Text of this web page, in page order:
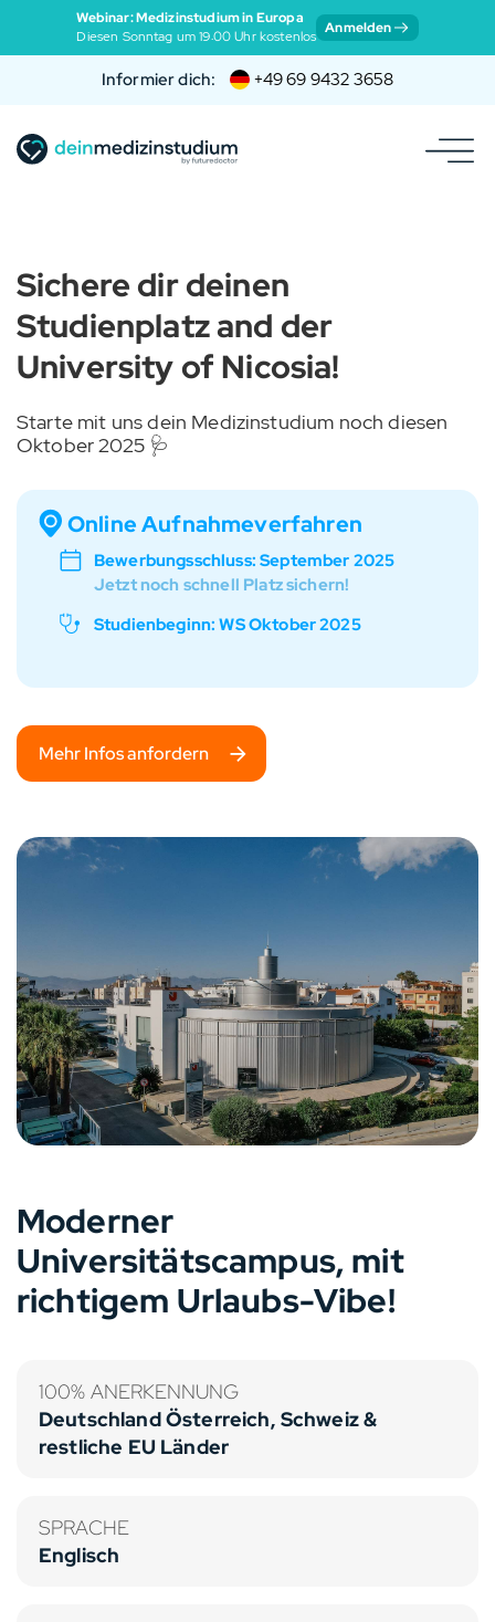
Webinar: Medizinstudium in Europa
Diesen Sonntag um 19:00 Uhr kostenlos Anmelden
Informier dich: +49 69 9432 3658
Sichere dir deinen
Studienplatz and der
University of Nicosia!
Starte mit uns dein Medizinstudium noch diesen
Oktober 2025 🩺
Online Aufnahmeverfahren
Bewerbungsschluss: September 2025
Jetzt noch schnell Platz sichern!
Studienbeginn: WS Oktober 2025
Mehr Infos anfordern
Moderner
Universitätscampus, mit
richtigem Urlaubs-Vibe!
SPRACHE
Englisch
100% ANERKENNUNG
Deutschland Österreich, Schweiz &
restliche EU Länder